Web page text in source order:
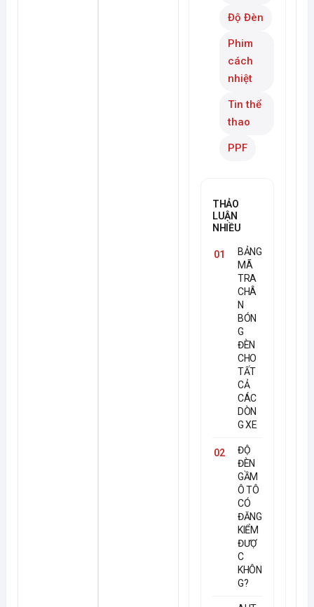
Độ Đèn
Phim
cách
nhiệt
Tin thể
thao
PPF
THẢO
LUẬN
NHIỀU
01
BẢNG
MÃ
TRA
CHÂ
N
BÓN
G
ĐÈN
CHO
TẤT
CẢ
CÁC
DÒN
G XE
02
ĐỘ
ĐÈN
GẦM
Ô TÔ
CÓ
ĐĂNG
KIỂM
ĐƯỢ
C
KHÔN
G?